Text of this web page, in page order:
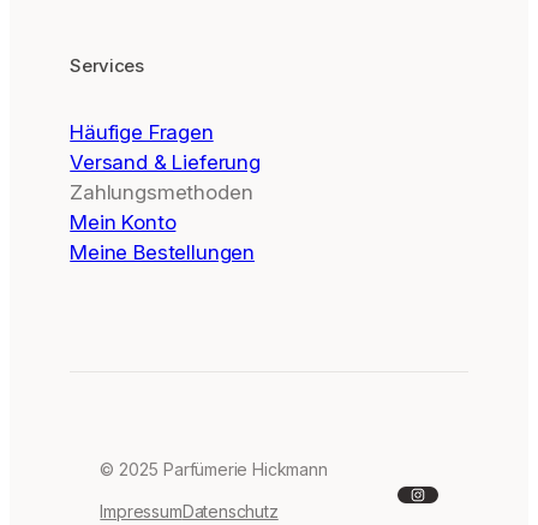
Services
Häufige Fragen
Versand & Lieferung
Zahlungsmethoden
Mein Konto
Meine Bestellungen
© 2025 Parfümerie Hickmann
ImpressumDatenschutz
Instagram